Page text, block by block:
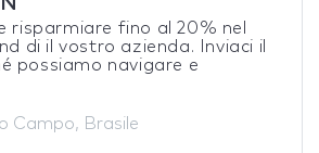
risparmiare fino al 20% nel
di il vostro azienda. Inviaci il
possiamo navigare e
Campo, Brasile